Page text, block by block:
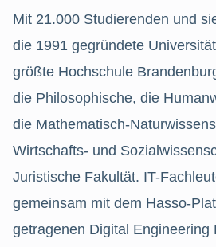
Mit 21.000 Studierenden und
die 1991 gegründete
größte Hochschule
die Philosophische, die
die Mathematisch-
Wirtschafts- und
Juristische Fakultät. IT-
gemeinsam mit dem Hasso-
getragenen Digital Engineering